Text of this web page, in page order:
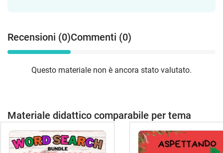
Recensioni (0)Commenti (0)
Questo materiale non è ancora stato valutato.
Materiale didattico comparabile per tema